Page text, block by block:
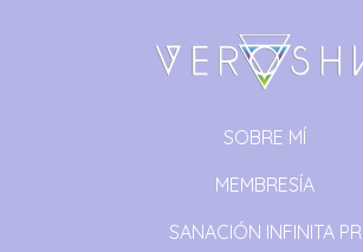
SOBRE MÍ
MEMBRESÍA
SANACIÓN INFINITA PR